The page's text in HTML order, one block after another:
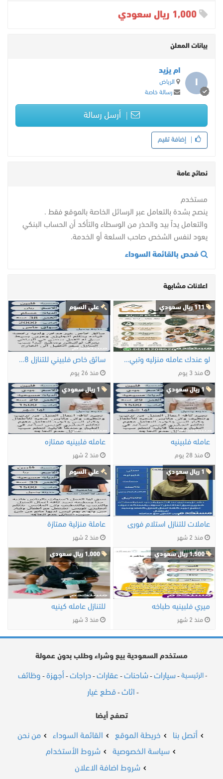
بيانات المعلن
ا
ام يزيد
الرياض
رسالة خاصة
أرسل رسالة
إضافة تقيم
نصائح عامة
مستخدم
ينصح بشدة بالتعامل عبر الرسائل الخاصة بالموقع فقط .
والتعامل يداً بيد والحذر من الوسطاء والتأكد أن الحساب البنكي
يعود لنفس الشخص صاحب السلعة أو الخدمة.
فحص بالقائمة السوداء
اعلانات مشابهة
111 ريال سعودي
لو عندك عامله منزليه وتبي التنازل عنها …
منذ 3 يوم
علي السوم
سائق خاص فلبيني للتنازل 0547442568
منذ 26 يوم
عامله فلبينيه
منذ 28 يوم
عامله فلبينيه ممتازه
منذ 2 شهر
عاملات للتنازل استلام فورى
منذ 2 شهر
علي السوم
عاملة منزلية ممتازة
منذ 2 شهر
1,500 ريال سعودي
ميري فلبينيه طباخه
منذ 2 شهر
1,000 ريال سعودي
للتنازل عامله كينيه
منذ 3 شهر
مستخدم السعودية بيع وشراء وطلب بدون عمولة
- الرئيسية - سيارات - شاحنات - عقارات - دراجات - أجهزة - وظائف
- اثاث -قطع غيار
تصفح أيضا
أتصل بنا خريطة الموقع القائمة السوداء
من نحن
سياسة الخصوصية
شروط الأستخدام
شروط اضافة الاعلان